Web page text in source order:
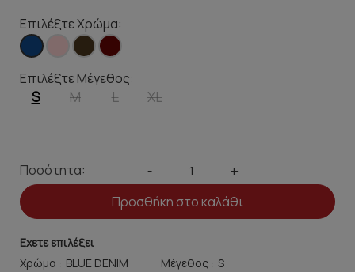
Επιλέξτε Χρώμα:
Επιλέξτε Μέγεθος:
S M L XL
Ποσότητα: - +
Προσθήκη στο καλάθι
Εχετε επιλέξει
Χρώμα :
Μέγεθος :